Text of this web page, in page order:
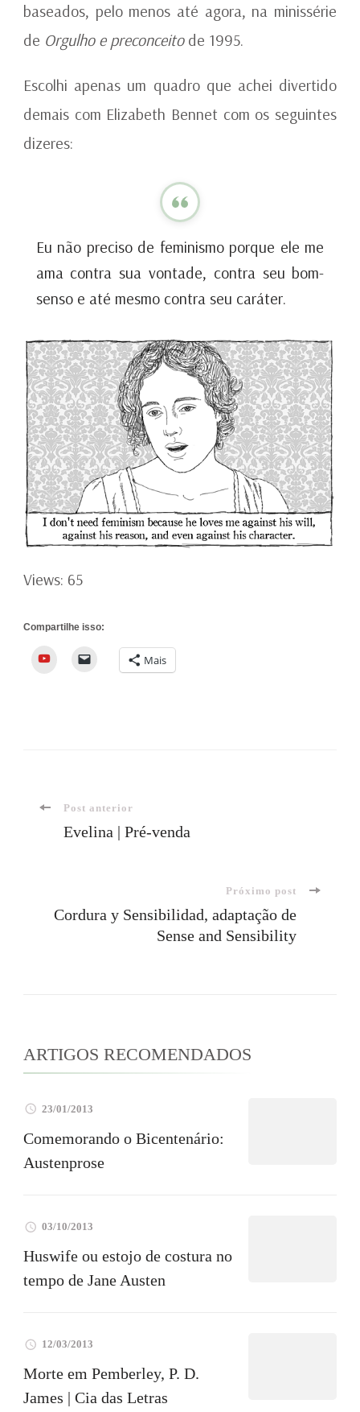
baseados, pelo menos até agora, na minissérie
de Orgulho e preconceitode 1995.
Escolhi apenas um quadro que achei divertido
demais com Elizabeth Bennet com os seguintes
dizeres:
Eu não preciso de feminismo porque ele me
ama contra sua vontade, contra seu bom-
senso e até mesmo contra seu caráter.
Views: 65
Compartilhe isso:
YouTube Mais
Navegação
post
Post anterior
Evelina | Pré-venda
Próximo post
Cordura y Sensibilidad, adaptação de
Sense and Sensibility
ARTIGOS RECOMENDADOS
23/01/2013
Comemorando o Bicentenário:
Austenprose
03/10/2013
Huswife ou estojo de costura no
tempo de Jane Austen
12/03/2013
Morte em Pemberley, P. D.
James | Cia das Letras